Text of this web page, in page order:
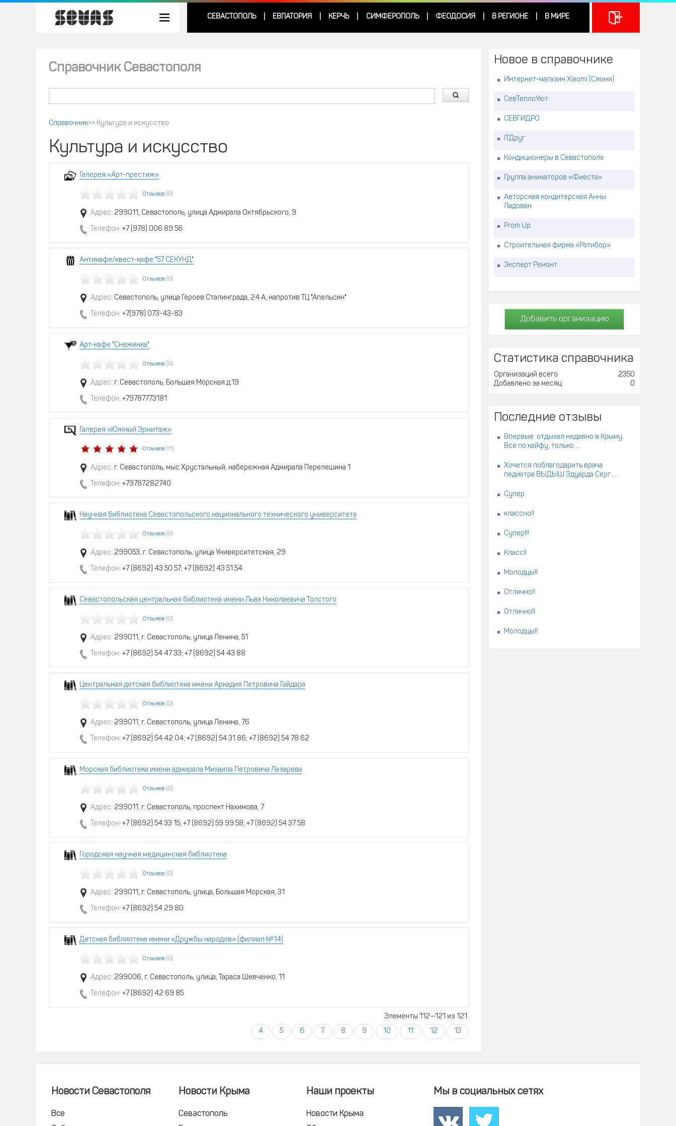
СЕВАСТОПОЛЬ ЕВПАТОРИЯ КЕРЧЬ СИМФЕРОПОЛЬ ФЕОДОСИЯ В РЕГИОНЕ В МИРЕ
Справочник Севастополя
Справочник>> Культура и искусство
Культура и искусство
Галерея «Арт-престиж»
Отзывов (0)
Адрес: 299011, Севастополь, улица Адмирала Октябрьского, 9
Телефон: +7 (978) 006 89 56
Антикафе/квест-кафе "57 СЕКУНД"
Отзывов (0)
Адрес: Севастополь, улица Героев Сталинграда, 24 А, напротив ТЦ "Апельсин"
Телефон: +7(978) 073-43-83
Арт-кафе "Снежинка"
Отзывов (0)
Адрес: г. Севастополь, Большая Морская д.19
Телефон: +79787773181
Галерея «Южный Эрмитаж»
Отзывов (11)
Адрес: г. Севастополь, мыс Хрустальный, набережная Адмирала Перелешина 1
Телефон: +79787282740
Научная библиотека Севастопольского национального технического университета
Отзывов (0)
Адрес: 299053, г. Севастополь, улица Университетская, 29
Телефон: +7 (8692) 43 50 57; +7 (8692) 43 51 54
Севастопольская центральная библиотека имени Льва Николаевича Толстого
Отзывов (0)
Адрес: 299011, г. Севастополь, улица Ленина, 51
Телефон: +7 (8692) 54 47 33; +7 (8692) 54 43 88
Центральная детская библиотека имени Аркадия Петровича Гайдара
Отзывов (0)
Адрес: 299011, г. Севастополь, улица Ленина, 76
Телефон: +7 (8692) 54 42 04; +7 (8692) 54 31 86; +7 (8692) 54 78 62
Морская библиотека имени адмирала Михаила Петровича Лазарева
Отзывов (0)
Адрес: 299011, г. Севастополь, проспект Нахимова, 7
Телефон: +7 (8692) 54 33 15; +7 (8692) 59 99 58; +7 (8692) 54 37 58
Городская научная медицинская библиотека
Отзывов (0)
Адрес: 299011, г. Севастополь, улица, Большая Морская, 31
Телефон: +7 (8692) 54 29 80
Детская библиотека имени «Дружбы народов» (филиал №14)
Отзывов (0)
Адрес: 299006, г. Севастополь, улица, Тараса Шевченко, 11
Телефон: +7 (8692) 42 69 85
Элементы 112—121 из 121.
4
5 6 7 8 9 10 11 12 13
Новое в справочнике
Интернет-магазин Xiaomi (Сяоми)
СевТеплоУют
СЕВГИДРО
ITДруг
Кондиционеры в Севастополе
Группа аниматоров «Фиеста»
Авторская кондитерская Анны
Ладован
Prom Up
Строительная фирма «Ратибор»
Эксперт Ремонт
Добавить организацию
Статистика справочника
2350
Организаций всего
0
Добавлено за месяц
Последние отзывы
Впервые отдыхал недавно в Крыму.
Всё по кайфу, только ...
Хочется поблагодарить врача
педиатра ВЫДЫШ Эдуарда Серг ...
Супер
классно!!
Супер!!!
Класс!!
Молодцы!!
Отлично!!
Отлично!!
Молодцы!!
Новости Севастополя
Все
Новости Крыма
Севастополь
Наши проекты
Новости Крыма
Мы в социальных сетях